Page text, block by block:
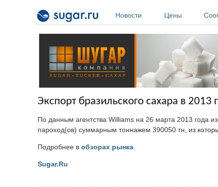
Новости
Цены
Экспорт бразильского сахара в 2013
По данным агентства Williams на 26 марта 2013 года
пароход(ов) суммарным тоннажем 390050 тн, из
Подробнее в обзорах рынка
Sugar.Ru